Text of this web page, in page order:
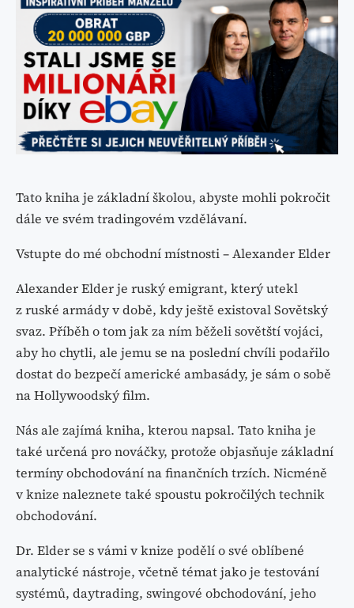
Tato kniha je základní školou, abyste mohli pokročit
dále ve svém tradingovém vzdělávaní.
Vstupte do mé obchodní místnosti – Alexander Elder
Alexander Elder je ruský emigrant, který utekl
z ruské armády v době, kdy ještě existoval Sovětský
svaz. Příběh o tom jak za ním běželi sovětští vojáci,
aby ho chytli, ale jemu se na poslední chvíli podařilo
dostat do bezpečí americké ambasády, je sám o sobě
na Hollywoodský film.
Nás ale zajímá kniha, kterou napsal. Tato kniha je
také určená pro nováčky, protože objasňuje základní
termíny obchodování na finančních trzích. Nicméně
v knize naleznete také spoustu pokročilých technik
obchodování.
Dr. Elder se s vámi v knize podělí o své oblíbené
analytické nástroje, včetně témat jako je testování
systémů, daytrading, swingové obchodování, jeho